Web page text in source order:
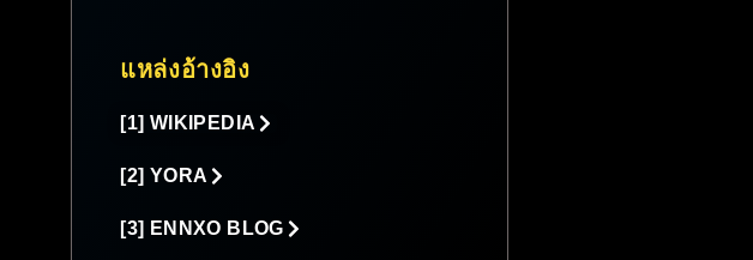
แหล่งอ้างอิง
[1] WIKIPEDIA
[2] YORA
[3] ENNXO BLOG